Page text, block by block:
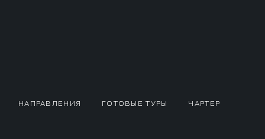
НАПРАВЛЕНИЯ ГОТОВЫЕ ТУРЫ ЧАРТЕР